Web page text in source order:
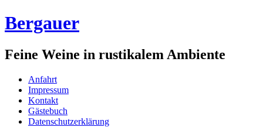
Bergauer
Feine Weine in rustikalem Ambiente
Anfahrt
Impressum
Kontakt
Gästebuch
Datenschutzerklärung